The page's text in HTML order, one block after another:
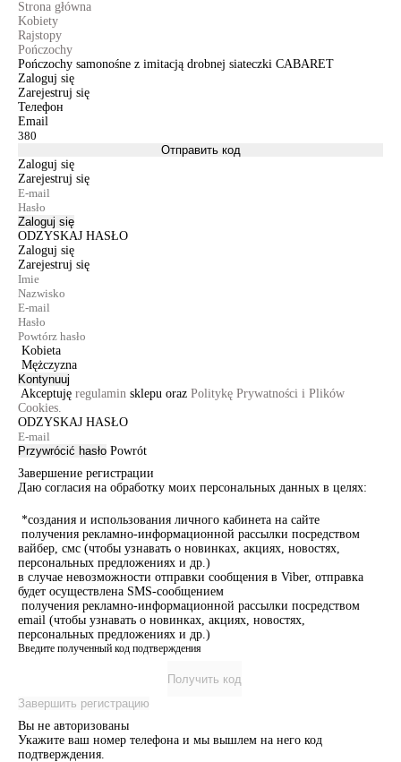
Strona główna
Kobiety
Rajstopy
Pończochy
Pończochy samonośne z imitacją drobnej siateczki CABARET
Zaloguj się
Zarejestruj się
Телефон
Email
Отправить код
Zaloguj się
Zarejestruj się
Zaloguj się
ODZYSKAJ HASŁO
Zaloguj się
Zarejestruj się
Kobieta
Mężczyzna
Kontynuuj
Akceptuję regulamin sklepu oraz Politykę Prywatności i Plików
Cookies.
ODZYSKAJ HASŁO
Przywrócić hasło Powrót
Завершение регистрации
Даю согласия на обработку моих персональных данных в целях:
*создания и использования личного кабинета на сайте
получения рекламно-информационной рассылки посредством
вайбер, смс (чтобы узнавать о новинках, акциях, новостях,
персональных предложениях и др.)
в случае невозможности отправки сообщения в Viber, отправка
будет осуществлена SMS-сообщением
получения рекламно-информационной рассылки посредством
email (чтобы узнавать о новинках, акциях, новостях,
персональных предложениях и др.)
Введите полученный код подтверждения
Получить код
Завершить регистрацию
Вы не авторизованы
Укажите ваш номер телефона и мы вышлем на него код
подтверждения.